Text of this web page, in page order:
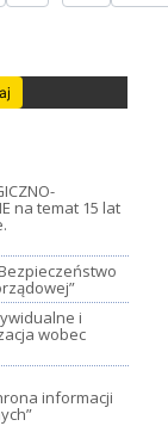
na temat 15 lat
i
wobec
informacji